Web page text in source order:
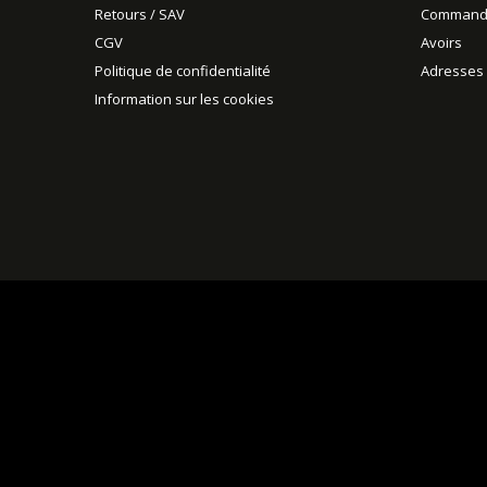
Retours / SAV
CGV
Politique de confidentialité
Information sur les cookies
Avoirs
Adresses